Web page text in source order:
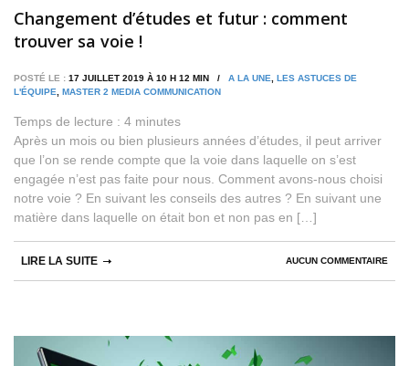
Changement d’études et futur : comment
trouver sa voie !
POSTÉ LE : 17 JUILLET 2019 À 10 H 12 MIN / A LA UNE, LES ASTUCES DE
L'ÉQUIPE, MASTER 2 MEDIA COMMUNICATION
Temps de lecture : 4 minutes
Après un mois ou bien plusieurs années d’études, il peut arriver
que l’on se rende compte que la voie dans laquelle on s’est
engagée n’est pas faite pour nous. Comment avons-nous choisi
notre voie ? En suivant les conseils des autres ? En suivant une
matière dans laquelle on était bon et non pas en […]
AUCUN COMMENTAIRE
LIRE LA SUITE